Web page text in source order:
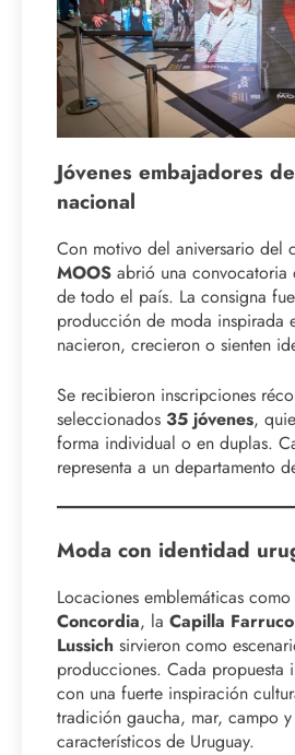
Jóvenes embajadores
nacional
Con motivo del aniversario del
MOOS abrió una
de todo el país. La consigna
producción de moda inspirada
nacieron, crecieron o sienten
Se recibieron inscripciones
seleccionados 35 jóvenes,
forma individual o en duplas.
representa a un departamento
Moda con identidad
Locaciones emblemáticas
Concordia, la Capilla Farruco
Lussich sirvieron como
producciones. Cada propuesta
con una fuerte inspiración
tradición gaucha, mar, campo
característicos de Uruguay.